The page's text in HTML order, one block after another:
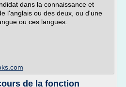
dans la connaissance et
l'anglais ou des deux, ou d'une
ou ces langues.
de la fonction